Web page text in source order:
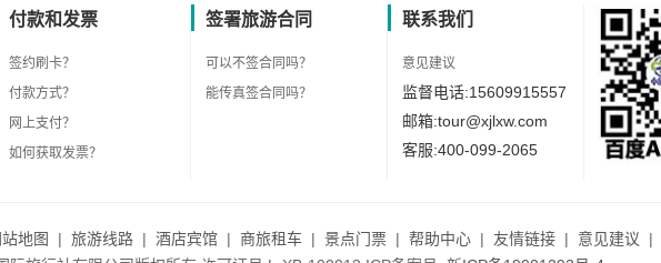
付款和发票
签约刷卡？
付款方式？
网上支付？
如何获取发票？
签署旅游合同
可以不签合同吗？
能传真签合同吗？
联系我们
意见建议
监督电话:15609915557
邮箱:tour@xjlxw.com
客服:400-099-2065
站地图 | 旅游线路 | 酒店宾馆 | 商旅租车 | 景点门票 | 帮助中心 | 友情链接 | 意见建议 |